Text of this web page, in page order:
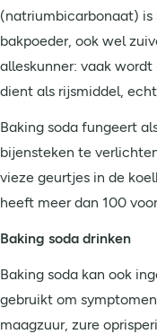
(natriumbicarbonaat)
bakpoeder, ook wel
alleskunner: vaak
dient als rijsmiddel,
Baking soda fungeert
bijensteken te
vieze geurtjes in de
heeft meer dan 100
Baking soda drinken
Baking soda kan ook
gebruikt om
maagzuur, zure